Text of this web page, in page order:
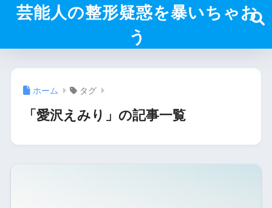
芸能人の整形疑惑を暴いちゃお
う
ホーム タグ
「愛沢えみり」の記事一覧